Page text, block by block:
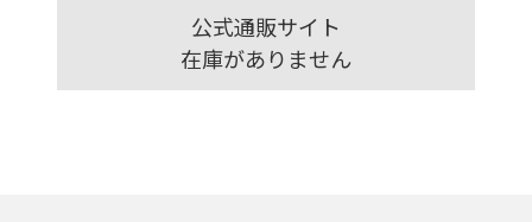
公式通販サイト
在庫がありません